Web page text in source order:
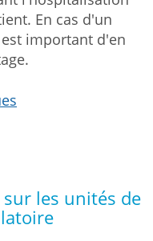
En cas d'un
important d'en
les unités de